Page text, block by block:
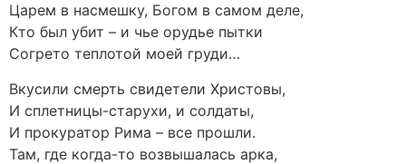
Царем в насмешку, Богом в самом деле,
Кто был убит – и чье орудье пытки
Согрето теплотой моей груди…
Вкусили смерть свидетели Христовы,
И сплетницы-старухи, и солдаты,
И прокуратор Рима – все прошли.
Там, где когда-то возвышалась арка,